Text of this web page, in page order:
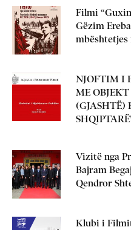
Filmi
Gëzim
mbështetjes
NJOFTIM I
ME
(GJASHTË)
Vizitë nga
Bajram
Qendror
Klubi i